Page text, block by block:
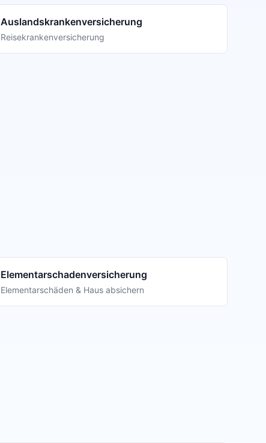
Auslandskrankenversicherung
Reisekrankenversicherung
Elementarschadenversicherung
Elementarschäden & Haus absichern